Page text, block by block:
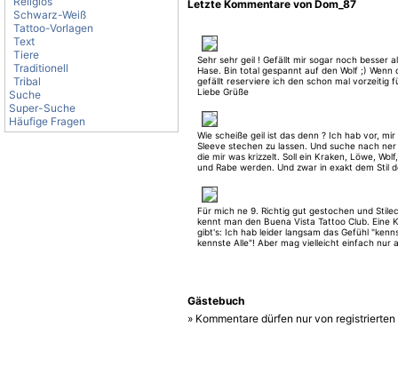
Schwarz-Weiß
Tattoo-Vorlagen
Text
Tiere
Traditionell
Tribal
Suche
Super-Suche
Häufige Fragen
Letzte Kommentare von Dom_87
Sehr sehr geil ! Gefällt mir sogar noch besser
Hase. Bin total gespannt auf den Wolf ;) Wenn
gefällt reserviere ich den schon mal vorzeitig
Liebe Grüße
Wie scheiße geil ist das denn ? Ich hab vor, mir
Sleeve stechen zu lassen. Und suche nach ner
die mir was krizzelt. Soll ein Kraken, Löwe,
und Rabe werden. Und zwar in exakt dem Stil
vielleicht einfach mal an die 5 Tierchen ;)
Für mich ne 9. Richtig gut gestochen und
kennt man den Buena Vista Tattoo Club. Eine
gibt's: Ich hab leider langsam das Gefühl
kennste Alle"! Aber mag vielleicht einfach nur
Gästebuch
» Kommentare dürfen nur von